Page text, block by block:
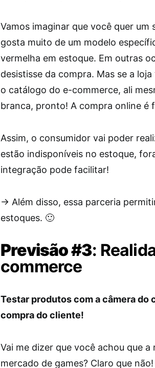
Vamos imaginar que você quer
gosta muito de um modelo
vermelha em estoque. Em outras
desistisse da compra. Mas se a
o catálogo do e-commerce, ali
branca, pronto! A compra online é
Assim, o consumidor vai poder
estão indisponíveis no estoque,
integração pode facilitar!
-> Além disso, essa parceria
estoques. 🙂
Previsão #3:
commerce
Testar produtos com a câmera do
compra do cliente!
Vai me dizer que você achou que
mercado de games? Claro que